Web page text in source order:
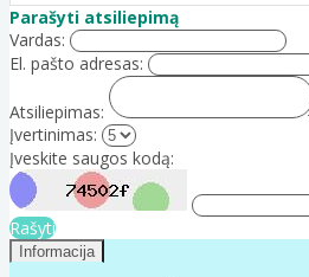
Parašyti atsiliepimą
Vardas:
El. pašto adresas:
Atsiliepimas:
Įvertinimas:
Įveskite saugos kodą:
Rašyti
Informacija